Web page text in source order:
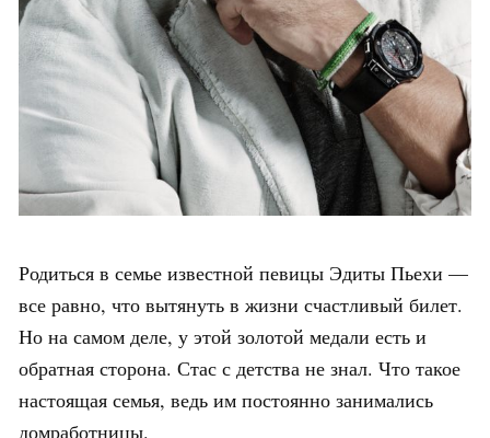
Родиться в семье известной певицы Эдиты Пьехи —
все равно, что вытянуть в жизни счастливый билет.
Но на самом деле, у этой золотой медали есть и
обратная сторона. Стас с детства не знал. Что такое
настоящая семья, ведь им постоянно занимались
домработницы.